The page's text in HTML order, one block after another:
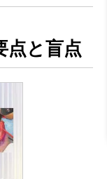
点と盲点